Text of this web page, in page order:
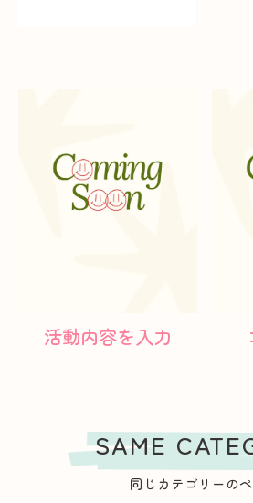
活動内容を入力
同じカテゴリーの
SAME